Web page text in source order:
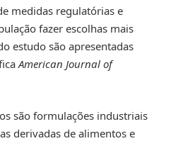
medidas regulatórias e
fazer escolhas mais
estudo são apresentadas
American Journal of
são formulações industriais
derivadas de alimentos e